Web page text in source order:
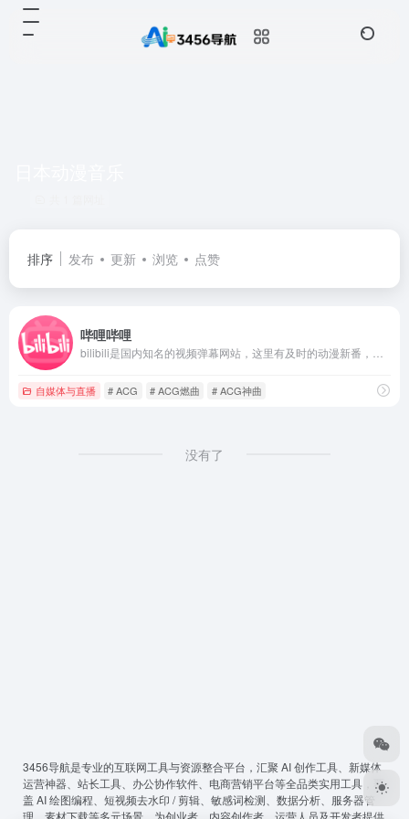
排序 发布 更新 浏览 点赞
哔哩哔哩
自媒体与直播 # ACG # ACG燃曲 # ACG神曲
没有了
3456导航是专业的互联网工具与资源整合平台，汇聚 AI 创作工具、新媒体
运营神器、站长工具、办公协作软件、电商营销平台等全品类实用工具，覆
盖 AI 绘图编程、短视频去水印 / 剪辑、敏感词检测、数据分析、服务器管
理、素材下载等多元场景，为创业者、内容创作者、运营人员及开发者提供